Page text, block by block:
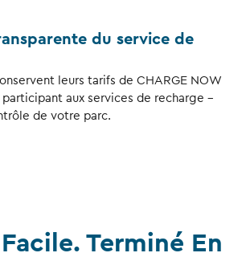
du service de
leurs tarifs de CHARGE NOW
participant aux services de recharge –
de votre parc.
Terminé En